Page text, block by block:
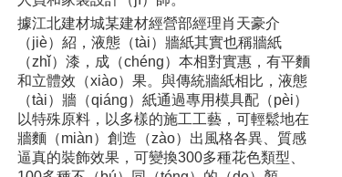
據江北建材城某建材經營部經理肖天豪介
（jiè）紹，液態（tài）牆紙其實也稱牆紙
（zhǐ）漆，成（chéng）本相對實惠，有平麵
和立體效（xiào）果。與傳統牆紙相比，液態
（tài）牆（qiáng）紙通過專用模具配（pèi）
以特殊原料，以多樣的施工工藝，可輕鬆地在
牆麵（miàn）創造（zào）出風格各異、質感
逼真的裝飾效果，可變換300多種花色類型、